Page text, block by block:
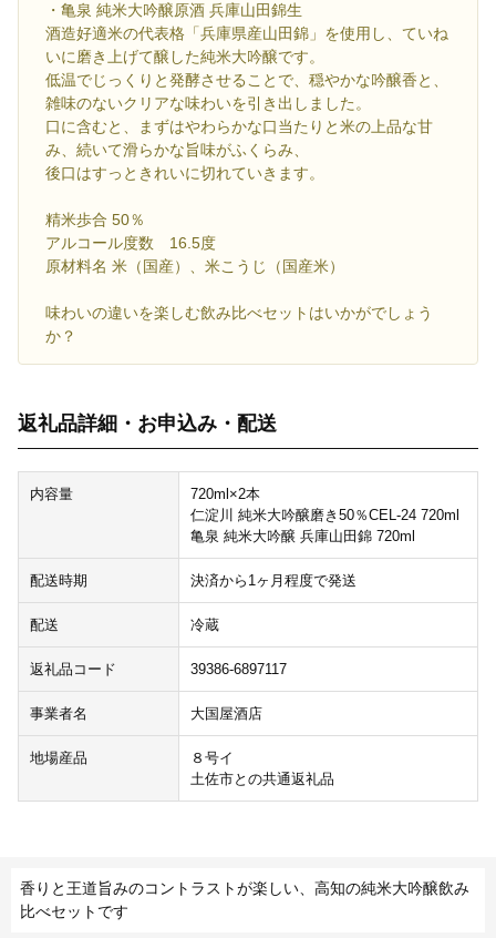
・亀泉 純米大吟醸原酒 兵庫山田錦生
酒造好適米の代表格「兵庫県産山田錦」を使用し、ていね
いに磨き上げて醸した純米大吟醸です。
低温でじっくりと発酵させることで、穏やかな吟醸香と、
雑味のないクリアな味わいを引き出しました。
口に含むと、まずはやわらかな口当たりと米の上品な甘
み、続いて滑らかな旨味がふくらみ、
後口はすっときれいに切れていきます。
精米歩合 50％
アルコール度数 16.5度
原材料名 米（国産）、米こうじ（国産米）
味わいの違いを楽しむ飲み比べセットはいかがでしょう
か？
返礼品詳細・お申込み・配送
内容量
720ml×2本
仁淀川 純米大吟醸磨き50％CEL-24 720ml
亀泉 純米大吟醸 兵庫山田錦 720ml
配送時期 決済から1ヶ月程度で発送
配送 冷蔵
返礼品コード 39386-6897117
事業者名 大国屋酒店
地場産品
８号イ
土佐市との共通返礼品
香りと王道旨みのコントラストが楽しい、高知の純米大吟醸飲み
比べセットです